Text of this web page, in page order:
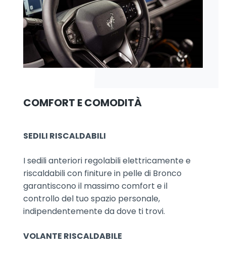
COMFORT E COMODITÀ
SEDILI RISCALDABILI
I sedili anteriori regolabili elettricamente e
riscaldabili con finiture in pelle di Bronco
garantiscono il massimo comfort e il
controllo del tuo spazio personale,
indipendentemente da dove ti trovi.
VOLANTE RISCALDABILE